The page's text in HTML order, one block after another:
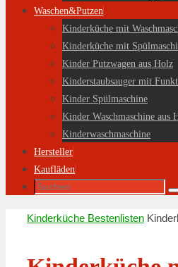
Waschen&Putzen
Kinderküche mit
Kinderküche mit
Kinder Putzwagen aus Holz
Kinderstaubsauger mit
Kinder Spülmaschine
Kinder Waschmaschine aus
Kinderwaschmaschine
Hersteller
Kaufläden
Suche
Start
Kinderküche Bestenlisten